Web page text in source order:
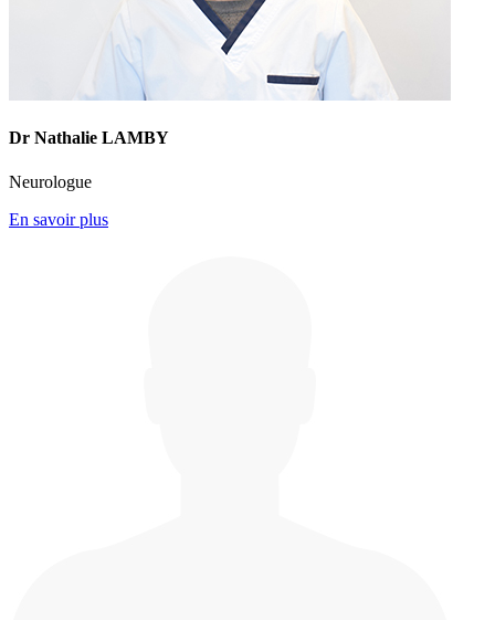
Dr Nathalie LAMBY
Neurologue
En savoir plus